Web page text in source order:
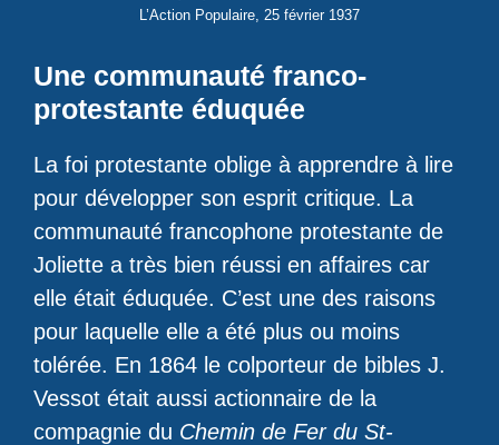
L’Action Populaire, 25 février 1937
Une communauté franco-
protestante éduquée
La foi protestante oblige à apprendre à lire
pour développer son esprit critique. La
communauté francophone protestante de
Joliette a très bien réussi en affaires car
elle était éduquée. C’est une des raisons
pour laquelle elle a été plus ou moins
tolérée. En 1864 le colporteur de bibles J.
Vessot était aussi actionnaire de la
compagnie du Chemin de Fer du St-